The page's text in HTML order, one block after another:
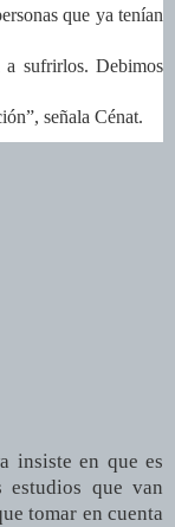
que ya tenían
a sufrirlos. Debimos
señala Cénat.
insiste en que es
estudios que van
tomar en cuenta